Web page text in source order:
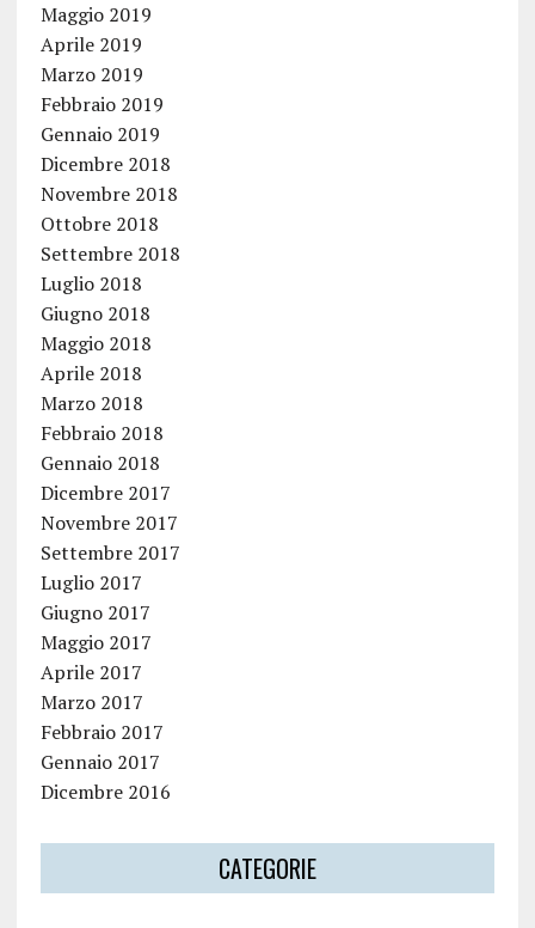
Maggio 2019
Aprile 2019
Marzo 2019
Febbraio 2019
Gennaio 2019
Dicembre 2018
Novembre 2018
Ottobre 2018
Settembre 2018
Luglio 2018
Giugno 2018
Maggio 2018
Aprile 2018
Marzo 2018
Febbraio 2018
Gennaio 2018
Dicembre 2017
Novembre 2017
Settembre 2017
Luglio 2017
Giugno 2017
Maggio 2017
Aprile 2017
Marzo 2017
Febbraio 2017
Gennaio 2017
Dicembre 2016
CATEGORIE